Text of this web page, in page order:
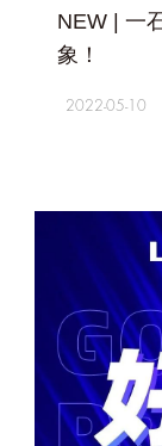
NEW | 一
象！
2022-05-10